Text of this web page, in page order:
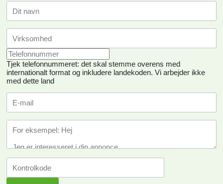
Tjek telefonnummeret: det skal stemme overens med
internationalt format og inkludere landekoden. Vi arbejder ikke
med dette land